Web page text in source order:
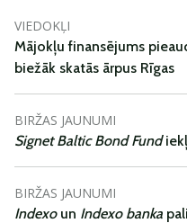
VIEDOKĻI
Mājokļu finansējums
biežāk skatās ārpus Rīgas
BIRŽAS JAUNUMI
Signet Baltic Bond Fund
BIRŽAS JAUNUMI
Indexoun Indexo banka